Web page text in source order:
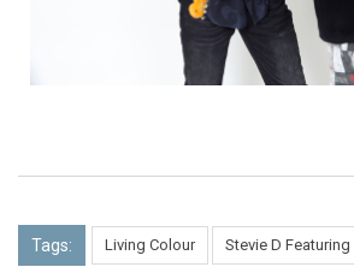
Tags: Living Colour Stevie D